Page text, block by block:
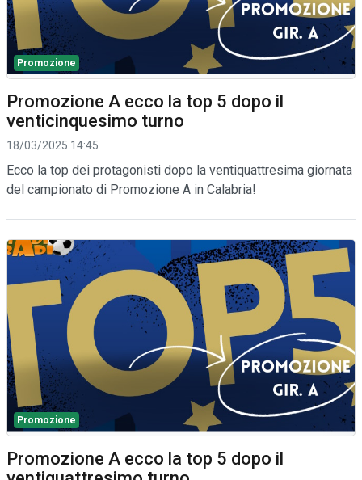
Promozione
Promozione A ecco la top 5 dopo il
venticinquesimo turno
18/03/2025 14:45
Ecco la top dei protagonisti dopo la ventiquattresima giornata
del campionato di Promozione A in Calabria!
Promozione
Promozione A ecco la top 5 dopo il